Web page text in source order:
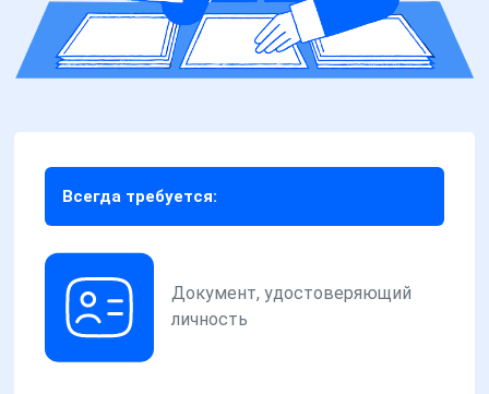
Всегда требуется:
Документ, удостоверяющий
личность